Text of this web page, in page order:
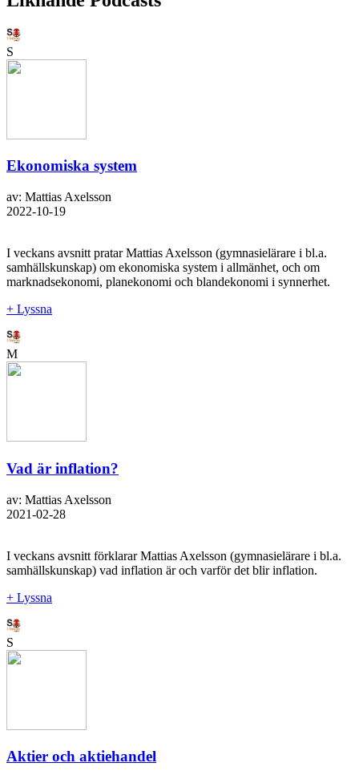
S
Ekonomiska system
av: Mattias Axelsson
2022-10-19
I veckans avsnitt pratar Mattias Axelsson (gymnasielärare i bl.a.
samhällskunskap) om ekonomiska system i allmänhet, och om
marknadsekonomi, planekonomi och blandekonomi i synnerhet.
+ Lyssna
M
Vad är inflation?
av: Mattias Axelsson
2021-02-28
I veckans avsnitt förklarar Mattias Axelsson (gymnasielärare i bl.a.
samhällskunskap) vad inflation är och varför det blir inflation.
+ Lyssna
S
Aktier och aktiehandel